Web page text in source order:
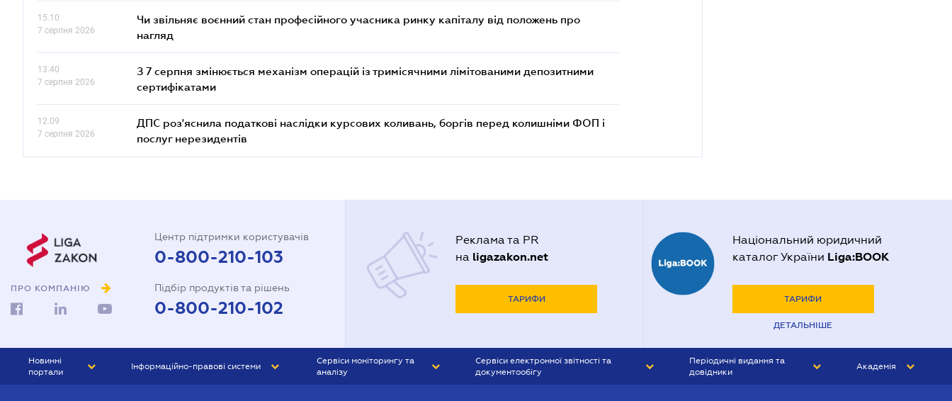
15.10
7 серпня 2026
Чи звільняє воєнний стан професійного учасника ринку капіталу від положень про
нагляд
13.40
7 серпня 2026
З 7 серпня змінюється механізм операцій із тримісячними лімітованими депозитними
сертифікатами
12.09
7 серпня 2026
ДПС роз'яснила податкові наслідки курсових коливань, боргів перед колишніми ФОП і
послуг нерезидентів
ПРО КОМПАНІЮ
Центр підтримки користувачів
0-800-210-103
Підбір продуктів та рішень
0-800-210-102
Реклама та PR
на ligazakon.net
ТАРИФИ
Національний юридичний
каталог України Liga:BOOK
ТАРИФИ
ДЕТАЛЬНІШЕ
Новинні
портали
Інформаційно-правові системи
Сервіси моніторингу та
аналізу
Сервіси електронної звітності та
документообігу
Періодичні видання та
довідники
Академія